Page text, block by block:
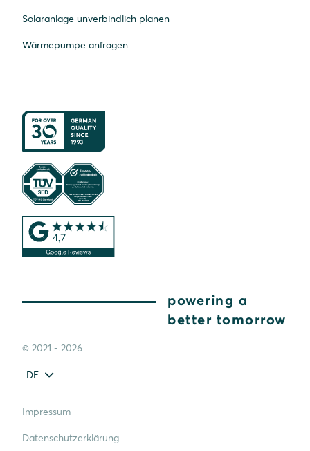
Solaranlage unverbindlich planen
Wärmepumpe anfragen
powering a
better tomorrow
© 2021 - 2026
DE
Impressum
Datenschutzerklärung